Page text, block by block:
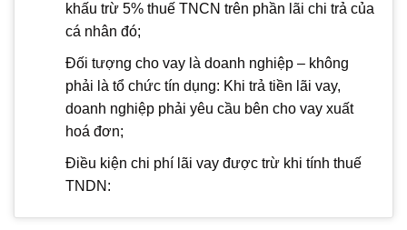
khấu trừ 5% thuế TNCN trên phần lãi chi trả của
cá nhân đó;
Đối tượng cho vay là doanh nghiệp – không
phải là tổ chức tín dụng: Khi trả tiền lãi vay,
doanh nghiệp phải yêu cầu bên cho vay xuất
hoá đơn;
Điều kiện chi phí lãi vay được trừ khi tính thuế
TNDN: